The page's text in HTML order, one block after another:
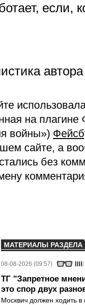
если,
на
войны»)
сайте, а
без
МАТЕРИАЛЫ РАЗДЕЛА
08-08-2026 (09:57)
ТГ "Запретное
это спор двух
Москвич должен ходить в